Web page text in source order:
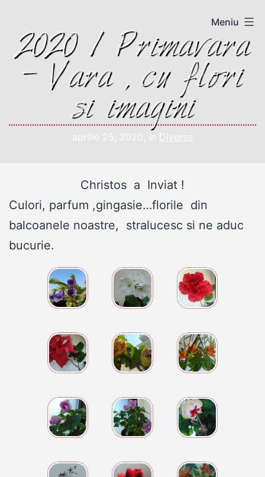
conținut
Meniu
2020 / Primavara
– Vara ,cu flori
si imagini
aprilie 25, 2020, in Diverse
Christos a Inviat !
Culori, parfum ,gingasie…florile din
balcoanele noastre, stralucesc si ne aduc
bucurie.